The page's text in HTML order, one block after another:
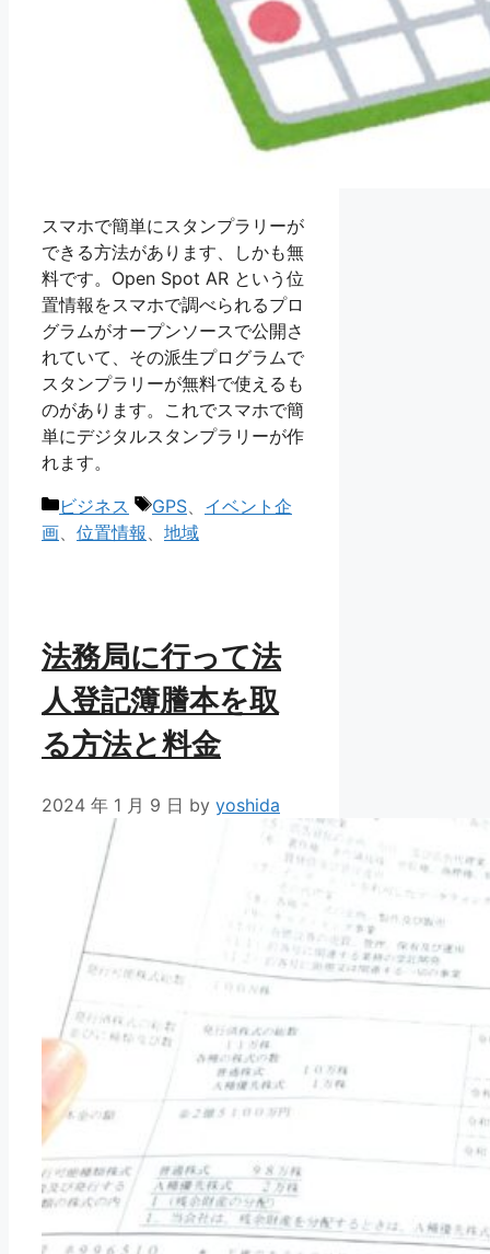
スマホで簡単にスタンプラリーが
できる方法があります、しかも無
料です。Open Spot AR という位
置情報をスマホで調べられるプロ
グラムがオープンソースで公開さ
れていて、その派生プログラムで
スタンプラリーが無料で使えるも
のがあります。これでスマホで簡
単にデジタルスタンプラリーが作
れます。
カ
テ
ビジネス
タ
グ
GPS
イベント企
画
位置情報 地域
法務局に行って法
人登記簿謄本を取
る方法と料金
2024 年 1 月 9 日 by yoshida